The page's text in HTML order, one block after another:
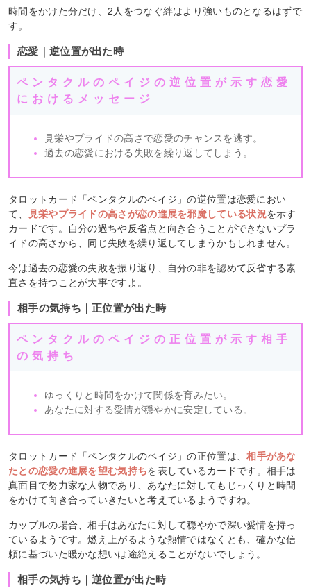
時間をかけた分だけ、2人をつなぐ絆はより強いものとなるはずで
す。
恋愛｜逆位置が出た時
ペンタクルのペイジの逆位置が示す恋愛
におけるメッセージ
見栄やプライドの高さで恋愛のチャンスを逃す。
過去の恋愛における失敗を繰り返してしまう。
タロットカード「ペンタクルのペイジ」の逆位置は恋愛におい
て、
見栄やプライドの高さが恋の進展を邪魔している状況を示す
カードです。自分の過ちや反省点と向き合うことができないプラ
イドの高さから、同じ失敗を繰り返してしまうかもしれません。
今は過去の恋愛の失敗を振り返り、自分の非を認めて反省する素
直さを持つことが大事ですよ。
相手の気持ち｜正位置が出た時
ペンタクルのペイジの正位置が示す相手
の気持ち
ゆっくりと時間をかけて関係を育みたい。
あなたに対する愛情が穏やかに安定している。
タロットカード「ペンタクルのペイジ」の正位置は、相手があな
たとの恋愛の進展を望む気持ちを表しているカードです。相手は
真面目で努力家な人物であり、あなたに対してもじっくりと時間
をかけて向き合っていきたいと考えているようですね。
カップルの場合、相手はあなたに対して穏やかで深い愛情を持っ
ているようです。燃え上がるような熱情ではなくとも、確かな信
頼に基づいた暖かな想いは途絶えることがないでしょう。
相手の気持ち｜逆位置が出た時